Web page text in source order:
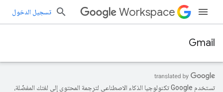
Workspace تسجيل الدخول
Gmail
تستخدم Google تكنولوجيا الذكاء الاصطناعي لترجمة المحتوى إلى لغتك المفضّلة،